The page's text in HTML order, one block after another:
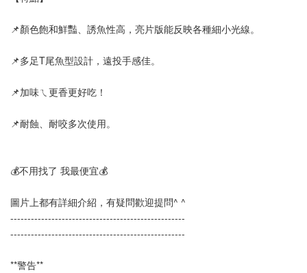
📌顏色飽和鮮豔、誘魚性高，亮片版能反映各種細小光線。
📌多足T尾魚型設計，遠投手感佳。
📌加味ㄟ更香更好吃！
📌耐蝕、耐咬多次使用。
💰不用找了 我最便宜💰
圖片上都有詳細介紹，有疑問歡迎提問^ ^
---------------------------------------------------
---------------------------------------------------
**警告**